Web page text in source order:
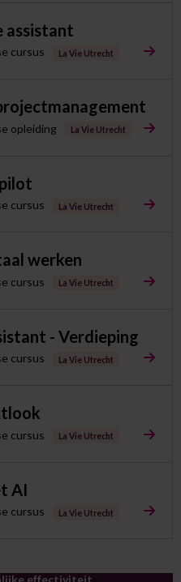
assistant
cursus La Vie Utrecht
opleiding La Vie Utrecht
cursus La Vie Utrecht
werken
cursus La Vie Utrecht
- Verdieping
cursus La Vie Utrecht
cursus La Vie Utrecht
AI
cursus La Vie Utrecht